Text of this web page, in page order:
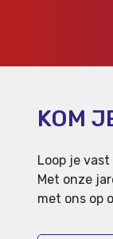
KOM
Loop je
Met onze
met ons op